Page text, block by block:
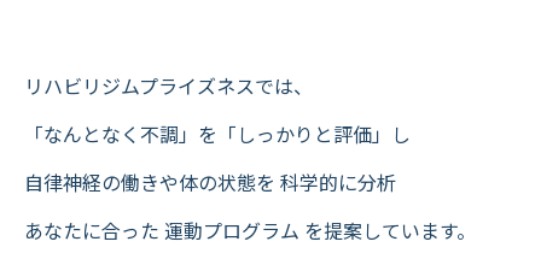
リハビリジムプライズネスでは、
「なんとなく不調」を「しっかりと評価」し
自律神経の働きや体の状態を 科学的に分析
あなたに合った 運動プログラム を提案しています。